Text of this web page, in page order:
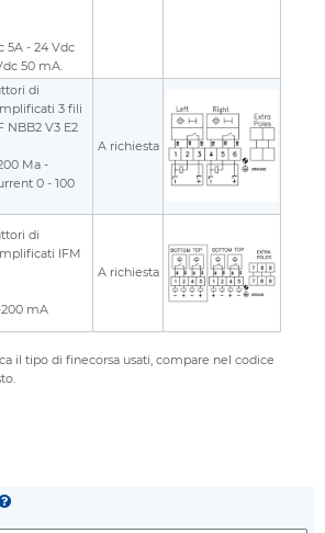
5A - 24 Vdc
50 mA.
di
3 fili
NBB2 V3 E2
Ma -
0 - 100
A richiesta
di
IFM
mA
A richiesta
il tipo di finecorsa usati, compare nel codice